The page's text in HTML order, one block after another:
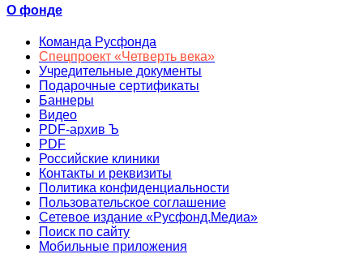
О фонде
Команда Русфонда
Спецпроект «Четверть века»
Учредительные документы
Подарочные сертификаты
Баннеры
Видео
PDF-архив Ъ
PDF
Российские клиники
Контакты и реквизиты
Политика конфиденциальности
Пользовательское соглашение
Сетевое издание «Русфонд.Медиа»
Поиск по сайту
Мобильные приложения